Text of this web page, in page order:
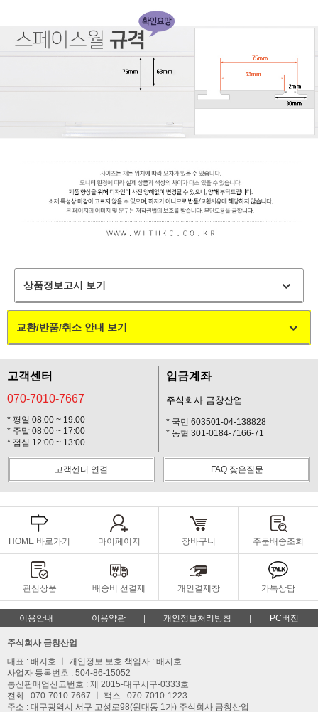
상품정보고시 보기
교환/반품/취소 안내 보기
고객센터
070-7010-7667
* 평일 08:00 ~ 19:00
* 주말 08:00 ~ 17:00
* 점심 12:00 ~ 13:00
입금계좌
주식회사 금창산업
* 국민 603501-04-138828
* 농협 301-0184-7166-71
고객센터 연결 FAQ 잦은질문
HOME 바로가기 마이페이지 장바구니 주문배송조회
관심상품 배송비 선결제 개인결제창 카톡상담
이용안내 이용약관 개인정보처리방침 PC버전
주식회사 금창산업
대표 : 배지호 ㅣ 개인정보 보호 책임자 : 배지호
사업자 등록번호 : 504-86-15052
통신판매업신고번호 : 제 2015-대구서구-0333호
전화 : 070-7010-7667 ㅣ 팩스 : 070-7010-1223
주소 : 대구광역시 서구 고성로98(원대동 1가) 주식회사 금창산업